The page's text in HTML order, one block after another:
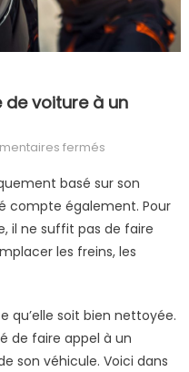
de voiture à un
ferméssur
confier
le
lavage
de
un
professionnel
?
basé sur son
compte également. Pour
il ne suffit pas de faire
les freins, les
qu’elle soit bien nettoyée.
de faire appel à un
son véhicule. Voici dans